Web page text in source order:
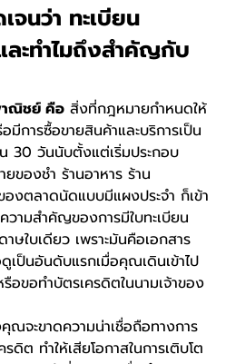
จนว่า ทะเบียน
ะทำไมถึงสำคัญกับ
าณิชย์ คือ สิ่งที่กฎหมายกำหนดให้
มีการซื้อขายสินค้าและบริการเป็น
30 วันนับตั้งแต่เริ่มประกอบ
ของชำ ร้านอาหาร ร้าน
งตลาดนัดแบบมีแผงประจำ ก็เข้า
ามสำคัญของการมีใบทะเบียน
ใบเดียว เพราะมันคือเอกสาร
เป็นอันดับแรกเมื่อคุณเดินเข้าไป
อขอทำบัตรเครดิตในนามเจ้าของ
ณจะขาดความน่าเชื่อถือทางการ
ดิต ทำให้เสียโอกาสในการเติบโต